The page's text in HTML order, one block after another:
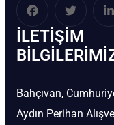
İLETIŞIM
Bahçıvan,
Aydın Perihan